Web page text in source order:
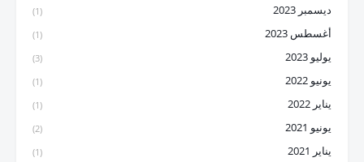
ديسمبر 2023 (1)
أغسطس 2023 (1)
يوليو 2023 (3)
يونيو 2022 (1)
يناير 2022 (1)
يونيو 2021 (2)
يناير 2021 (1)